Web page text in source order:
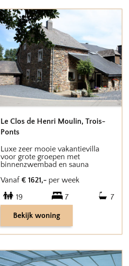
Le Clos de Henri Moulin, Trois-
Ponts
Luxe zeer mooie vakantievilla
voor grote groepen met
binnenzwembad en sauna
Vanaf € 1621,- per week
19
7 7
Bekijk woning